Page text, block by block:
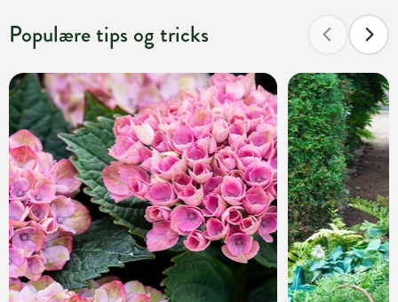
Populære tips og tricks